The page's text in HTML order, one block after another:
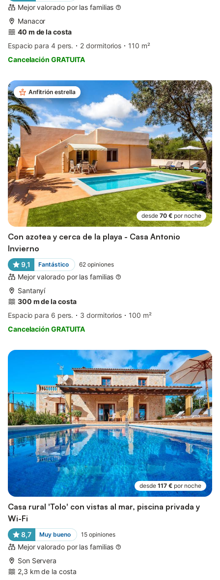
Mejor valorado por las familias
Manacor
40 m de la costa
Espacio para 4 pers.
2 dormitorios
110 m²
Cancelación GRATUITA
Anfitrión estrella
desde 70 € por noche
Con azotea y cerca de la playa - Casa Antonio
Invierno
9,1 Fantástico 62 opiniones
Mejor valorado por las familias
Santanyí
300 m de la costa
Espacio para 6 pers.
3 dormitorios
100 m²
Cancelación GRATUITA
desde 117 € por noche
Casa rural 'Tolo' con vistas al mar, piscina privada y
Wi-Fi
8,7 Muy bueno 15 opiniones
Mejor valorado por las familias
Son Servera
2,3 km de la costa